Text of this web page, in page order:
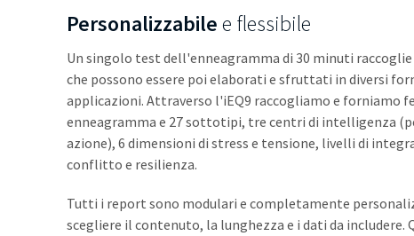
Personalizzabilee flessibile
Un singolo test dell'enneagramma di 30 minuti
che possono essere poi elaborati e sfruttati in diversi
applicazioni. Attraverso l'iEQ9 raccogliamo e forniamo
enneagramma e 27 sottotipi, tre centri di intelligenza
azione), 6 dimensioni di stress e tensione, livelli di
conflitto e resilienza.
Tutti i report sono modulari e completamente
scegliere il contenuto, la lunghezza e i dati da includere.